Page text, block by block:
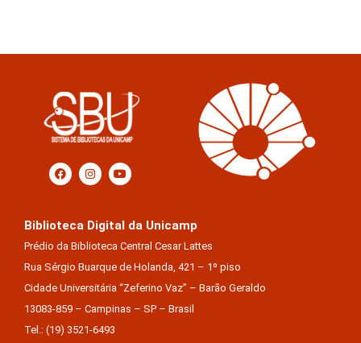
Biblioteca Digital da Unicamp
Prédio da Biblioteca Central Cesar Lattes
Rua Sérgio Buarque de Holanda, 421 – 1º piso
Cidade Universitária “Zeferino Vaz” – Barão Geraldo
13083-859 – Campinas – SP – Brasil
Tel.: (19) 3521-6493